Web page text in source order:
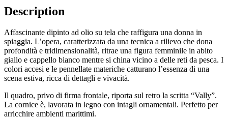
Description
Affascinante dipinto ad olio su tela che raffigura una donna in
spiaggia. L’opera, caratterizzata da una tecnica a rilievo che dona
profondità e tridimensionalità, ritrae una figura femminile in abito
giallo e cappello bianco mentre si china vicino a delle reti da pesca. I
colori accesi e le pennellate materiche catturano l’essenza di una
scena estiva, ricca di dettagli e vivacità.
Il quadro, privo di firma frontale, riporta sul retro la scritta “Vally”.
La cornice è, lavorata in legno con intagli ornamentali. Perfetto per
arricchire ambienti marittimi.